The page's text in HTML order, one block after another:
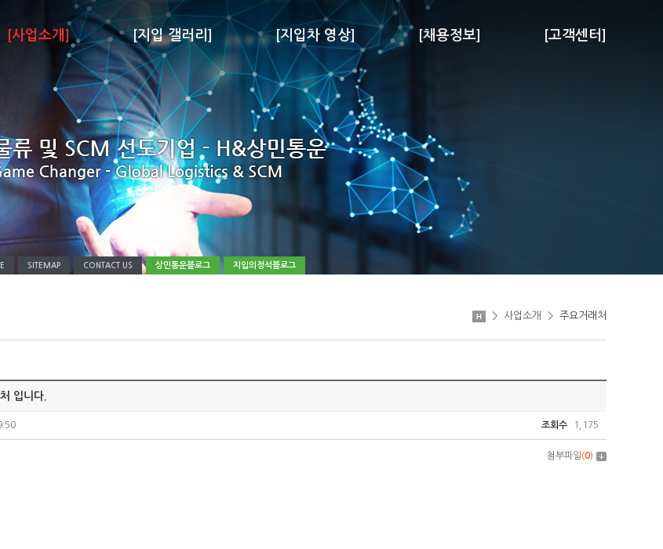
SITEMAP CONTACT US 상민통운블로그 지입의정석블로그
[사업소개] [지입 갤러리] [지입차 영상] [채용정보] [고객센터]
> 사업소개 > 주요거래처
입니다.
조회수 1,175
첨부파일(0)